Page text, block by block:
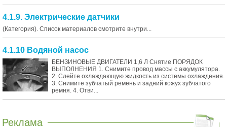
4.1.9. Электрические датчики
(Категория). Список материалов смотрите внутри...
4.1.10 Водяной насос
БЕНЗИНОВЫЕ ДВИГАТЕЛИ 1,6 Л Снятие ПОРЯДОК
ВЫПОЛНЕНИЯ 1. Снимите провод массы с аккумулятора.
2. Слейте охлаждающую жидкость из системы охлаждения.
3. Снимите зубчатый ремень и задний кожух зубчатого
ремня. 4. Отви...
Реклама